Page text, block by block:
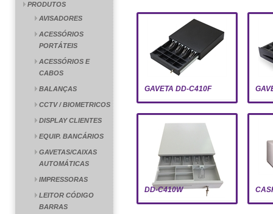
PRODUTOS
AVISADORES
ACESSÓRIOS
PORTÁTEIS
ACESSÓRIOS E
CABOS
BALANÇAS
CCTV / BIOMETRICOS
DISPLAY CLIENTES
EQUIP. BANCÁRIOS
GAVETAS/CAIXAS
AUTOMÁTICAS
IMPRESSORAS
LEITOR CÓDIGO
BARRAS
GAVETA DD-C410F
DD-C410W